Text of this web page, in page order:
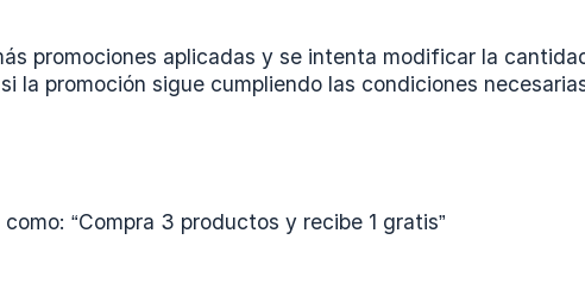
promociones aplicadas y se intenta modificar la
la promoción sigue cumpliendo las condiciones
“Compra 3 productos y recibe 1 gratis”